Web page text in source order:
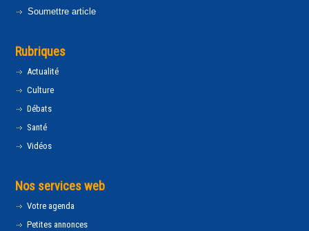
Soumettre article
Rubriques
Actualité
Culture
Débats
Santé
Vidéos
Nos services web
Votre agenda
Petites annonces